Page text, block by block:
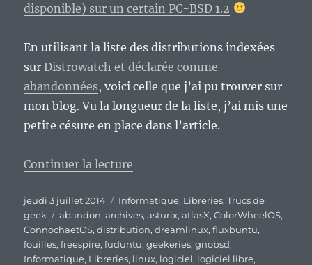
disponible) sur un certain PC-BSD 1.2
En utilisant la liste des distributions indexées
sur Distrowatch et déclarée comme
abandonnées, voici celle que j’ai pu trouver sur
mon blog. Vu la longueur de la liste, j’ai mis une
petite césure en place dans l’article.
Continuer la lecture
Publié
le
jeudi 3 juillet 2014 Catégories
Informatique, Libreries,Trucs de
geek
Étiquettes
abandon,archives,asturix,atlasX,ColorWheelOS,
ConnochaetOS,distribution,dreamlinux,fluxbuntu,
fouilles,freespire,fuduntu,geekeries,gnobsd,
Informatique, Libreries, linux, logiciel, logiciel libre,